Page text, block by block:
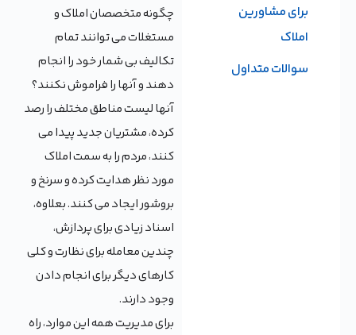
چگونه متخصصان املاک و
مستغلات می توانند تمام
تکالیف بی شمار خود را انجام
دهند و آنها را فراموش نکنند؟
آنها لیست مناطق مختلف را رصد
کرده، مشتریان جدید پیدا می
کنند، مردم را به سمت املاک
مورد نظر هدایت کرده و سرنخ و
بروشور ایجاد می کنند. بعلاوه،
اسناد زیادی برای پردازش،
چندین معامله برای نظارت و کلی
کارهای دیگر برای انجام دادن
وجود دارند.
برای مدیریت همه این موارد، راه
برای مشاورین
املاک
سوالات متداول